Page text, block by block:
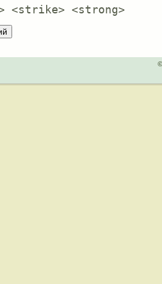
<strike> <strong>